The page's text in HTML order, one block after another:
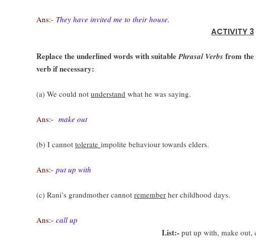
Ans:- They have invited me to their house.
ACTIVITY 3
Replace the underlined words with suitablePhrasal Verbs from the
verb if necessary:
(a) We could not understand what he was saying.
Ans:- make out
(b) I cannot tolerate impolite behaviour towards elders.
Ans:- put up with
(c) Rani’s grandmother cannot remember her childhood days.
Ans:- call up
List:- put up with, make out,